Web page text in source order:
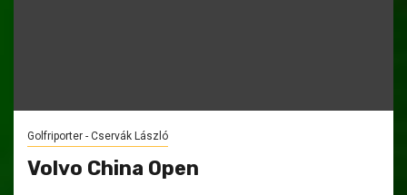
Golfriporter - Cservák László
Volvo China Open